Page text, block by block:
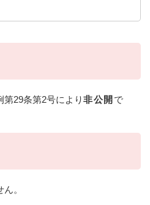
29条第2号により非公開 で
。